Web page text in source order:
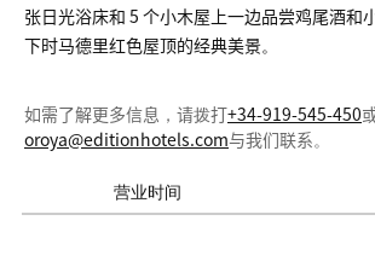
张日光浴床和 5 个小木屋上一边品尝鸡尾酒和
下时马德里红色屋顶的经典美景。
如需了解更多信息，请拨打+34-919-545-450
oroya@editionhotels.com与我们联系。
营业时间